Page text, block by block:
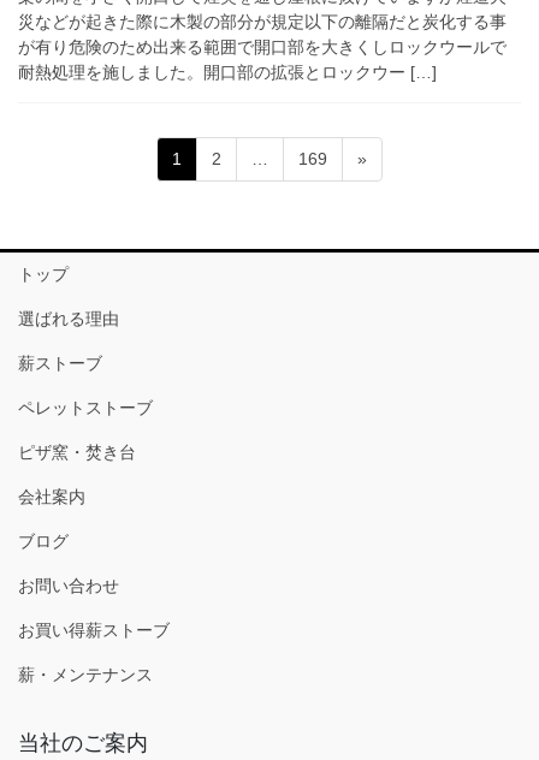
災などが起きた際に木製の部分が規定以下の離隔だと炭化する事
が有り危険のため出来る範囲で開口部を大きくしロックウールで
耐熱処理を施しました。開口部の拡張とロックウー […]
ペ
ー
ジ
送
り
ペ
ー
1
ペ
ー
2
ペ
ー
169 »
トップ
選ばれる理由
薪ストーブ
ペレットストーブ
ピザ窯・焚き台
会社案内
ブログ
お問い合わせ
お買い得薪ストーブ
薪・メンテナンス
当社のご案内